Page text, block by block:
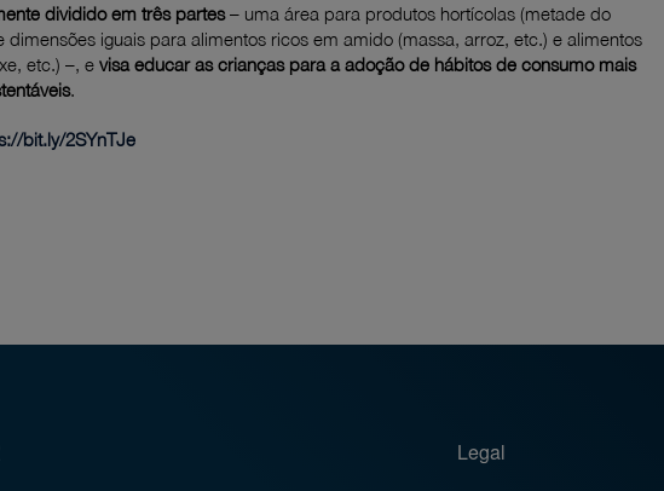
dividido em três partes– uma área para produtos hortícolas (metade do
dimensões iguais para alimentos ricos em amido (massa, arroz, etc.) e alimentos
etc.) –, e visa educar as crianças para a adoção de hábitos de consumo mais
.
bit.ly/2SYnTJe
Legal